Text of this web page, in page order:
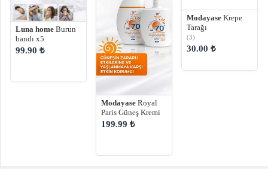
Luna home Burun
bandı x5
99.90 ₺
Modayase Royal
Paris Güneş Kremi
199.99 ₺
Modayase Krepe
Tarağı
(3)
30.00 ₺